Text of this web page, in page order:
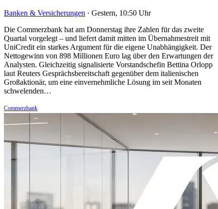
Banken & Versicherungen · Gestern, 10:50 Uhr
Die Commerzbank hat am Donnerstag ihre Zahlen für das zweite
Quartal vorgelegt – und liefert damit mitten im Übernahmestreit mit
UniCredit ein starkes Argument für die eigene Unabhängigkeit. Der
Nettogewinn von 898 Millionen Euro lag über den Erwartungen der
Analysten. Gleichzeitig signalisierte Vorstandschefin Bettina Orlopp
laut Reuters Gesprächsbereitschaft gegenüber dem italienischen
Großaktionär, um eine einvernehmliche Lösung im seit Monaten
schwelenden…
Commerzbank